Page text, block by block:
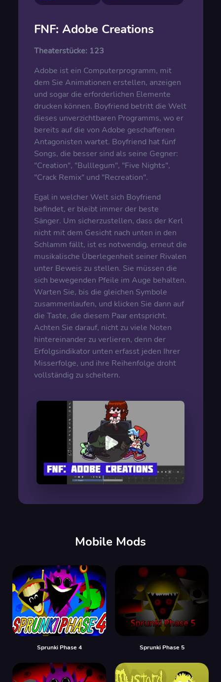
FNF: Adobe Creations
Theaterstücke: 123
Adobe ist ein Computerprogramm, mit
dem Sie Animationen erstellen, anzeigen
und sogar die erforderlichen Elemente
drucken können. Boyfriend betritt die Welt
dieses unverzichtbaren Programms, wo er
bereits auf die von Adobe geschaffenen
Antagonisten wartet. Boyfriend hat fünf
Songs, die besser sind als seine Gegner:
"Creation", "Bulllegum", "Five Nights",
"Crack Remix" und "Recreation".
Egal in welcher Welt sich Boyfriend
befindet, er bleibt immer der beste
Sänger. Um sicherzustellen, dass der Kerl
nicht mit dem Gesicht nach unten in den
Schlamm fällt, ist es notwendig, erneut die
musikalische Überlegenheit seiner Rivalen
unter Beweis zu stellen. Sie müssen die
sich bewegenden Pfeile im Auge behalten.
Warten Sie, bis die gleichen Symbole
zusammenlaufen, und klicken Sie dann auf
die Taste, die diesem Paar entspricht.
Achten Sie darauf, nicht zu viele Noten
hintereinander zu verlieren, denn der
Erfolgsindikator unten erfasst jeden Ihrer
Misserfolge, und ihre Reihenfolge droht
vollständig zu scheitern.
Mobile Mods
Sprunki Phase 4 Sprunki Phase 5